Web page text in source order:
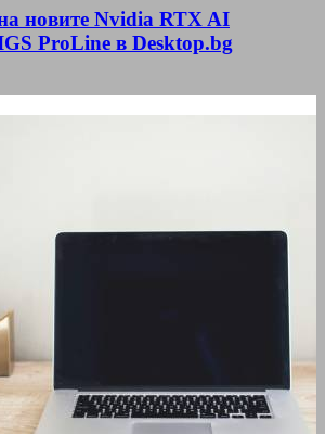
новите Nvidia RTX AI
ProLine в Desktop.bg